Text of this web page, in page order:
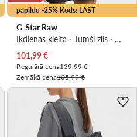
papildu -25% Kods: LAST
G-Star Raw
Ikdienas kleita · Tumši zils · Mini
Pašreizējā cena
101,99€
Regulārā cena139,99 €
Zemākā cena105,99 €